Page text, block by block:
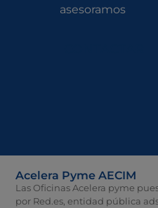
asesoramos
Acelera Pyme AECIM
Las Oficinas Acelera pyme
por Red.es, entidad pública